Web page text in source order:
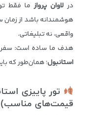
در لاوان پرواز ما فقط
هوشمندانه باشد از زمان
واقعی، نه تبلیغاتی.
هدف ما ساده است: سفری
استانبول؛ همان‌طور که
تور پاییزی
قیمت‌های مناسب)